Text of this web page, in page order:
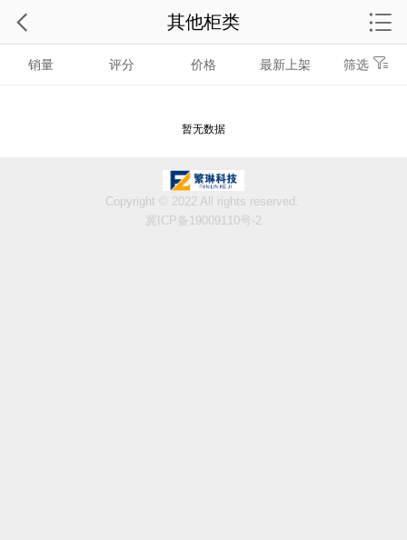
销量 评分 价格 最新上架 筛选
暂无数据
其他柜类
Copyright © 2022 All rights reserved.
冀ICP备19009110号-2